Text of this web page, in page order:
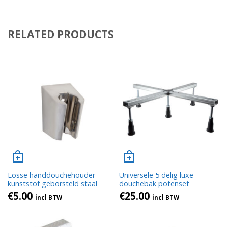
RELATED PRODUCTS
Losse handdouchehouder
kunststof geborsteld staal
€5.00 incl BTW
Universele 5 delig luxe
douchebak potenset
€25.00 incl BTW